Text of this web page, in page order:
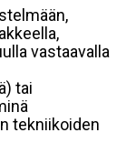
vastaavalla
tai
tekniikoiden